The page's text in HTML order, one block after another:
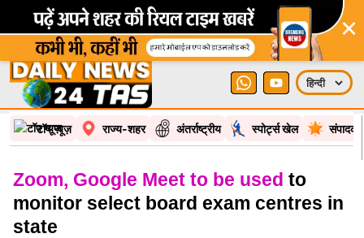
×
टॉप न्यूज़ राज्य-शहर अंतर्राष्ट्रीय स्पोर्ट्स खेल
Zoom, Google Meet to be used to
monitor select board exam centres in
state